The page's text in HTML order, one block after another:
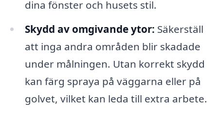
dina fönster och husets stil.
Skydd av omgivande ytor: Säkerställ
att inga andra områden blir skadade
under målningen. Utan korrekt skydd
kan färg spraya på väggarna eller på
golvet, vilket kan leda till extra arbete.